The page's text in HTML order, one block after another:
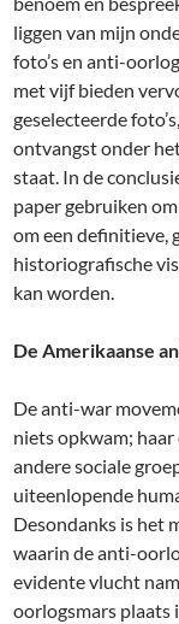
liggen van mijn
foto’s en anti-
met vijf bieden
geselecteerde
ontvangst onder
staat. In de
paper gebruiken
om een definitieve,
historiografische
kan worden.
De Amerikaanse
De anti-war
niets opkwam;
andere sociale
uiteenlopende
Desondanks is het
waarin de anti-
evidente vlucht
oorlogsmars plaats